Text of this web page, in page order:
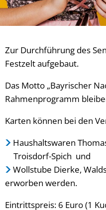
Zur Durchführung des
Festzelt aufgebaut.
Das Motto „Bayrischer
Rahmenprogramm
Karten können bei den
Haushaltswaren
Troisdorf-Spich und
Wollstube Dierke,
erworben werden.
Eintrittspreis: 6 Euro (1